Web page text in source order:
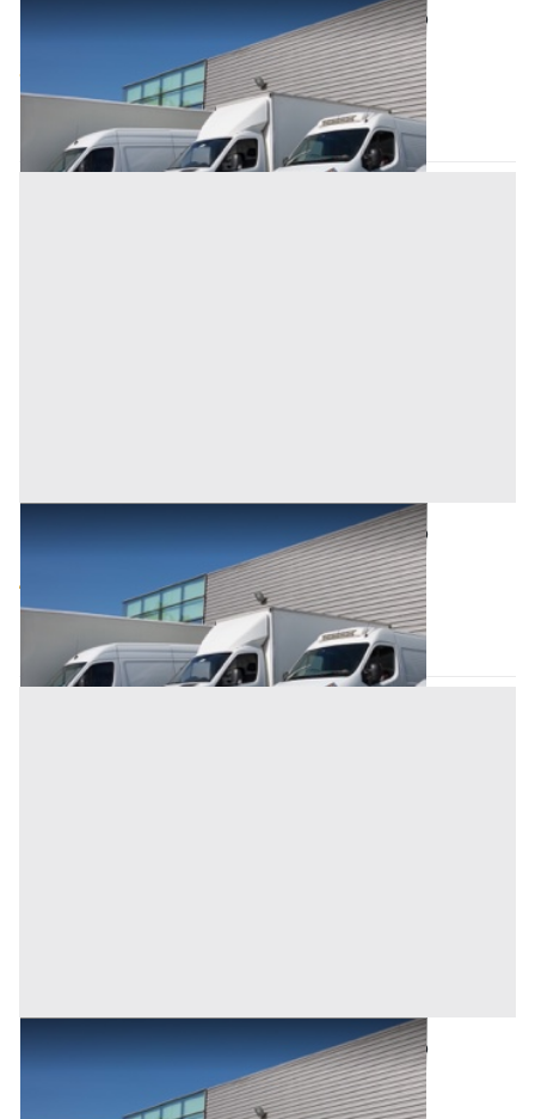
Automezzi Commerciali all'asta a Oristano
Oristano (Oristano)
3.000 €
Asta chiusa
Automezzi Commerciali all'asta a Oristano
Oristano (Oristano)
4.096 €
Asta chiusa
Automezzi Commerciali all'asta a Oristano